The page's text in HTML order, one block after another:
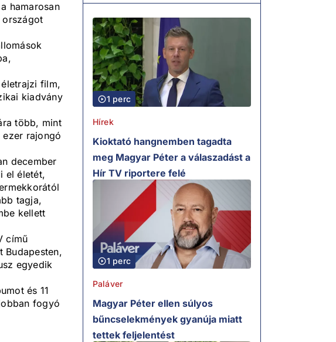
hamarosan
film,
kiadvány
több, mint
rajongó
december
el életét,
tagja,
kellett
című
Budapesten,
egyedik
és 11
fogyó
1 perc
Hírek
Kioktató hangnemben tagadta
meg Magyar Péter a válaszadást a
Hír TV riportere felé
1 perc
Paláver
Magyar Péter ellen súlyos
bűncselekmények gyanúja miatt
tettek feljelentést